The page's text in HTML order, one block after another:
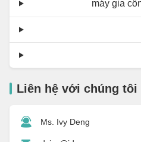
máy gia
Liên hệ với chúng tôi
Ms. Ivy Deng